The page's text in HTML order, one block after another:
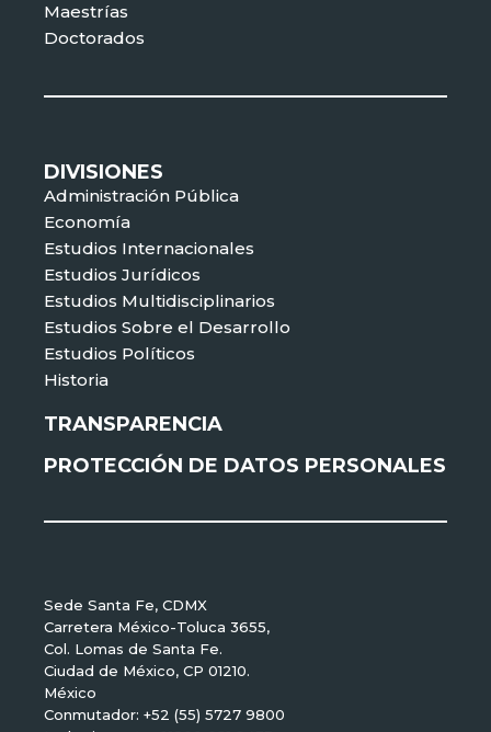
Maestrías
Doctorados
DIVISIONES
Administración Pública
Economía
Estudios Internacionales
Estudios Jurídicos
Estudios Multidisciplinarios
Estudios Sobre el Desarrollo
Estudios Políticos
Historia
TRANSPARENCIA
PROTECCIÓN DE DATOS PERSONALES
Sede Santa Fe, CDMX
Carretera México-Toluca 3655,
Col. Lomas de Santa Fe.
Ciudad de México, CP 01210.
México
Conmutador: +52 (55) 5727 9800